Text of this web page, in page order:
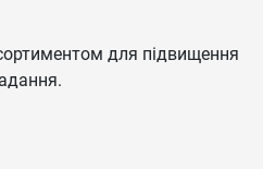
для підвищення